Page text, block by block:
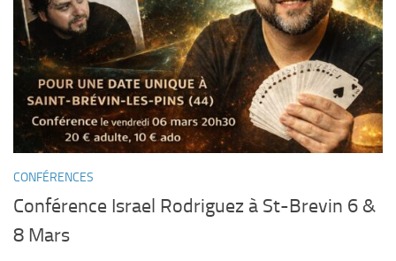
CONFÉRENCES
Conférence Israel Rodriguez à St-Brevin 6 &
8 Mars